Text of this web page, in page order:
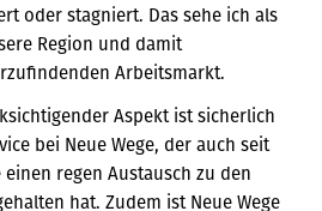
oder stagniert. Das sehe ich als
Region und damit
Arbeitsmarkt.
Aspekt ist sicherlich
bei Neue Wege, der auch seit
regen Austausch zu den
hat. Zudem ist Neue Wege